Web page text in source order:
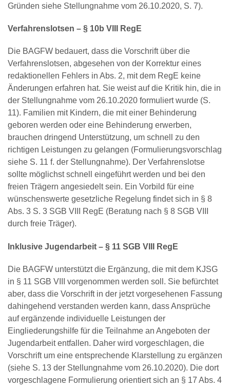
Gründen siehe Stellungnahme vom 26.10.2020, S. 7).
Verfahrenslotsen – § 10b VIII RegE
Die BAGFW bedauert, dass die Vorschrift über die
Verfahrenslotsen, abgesehen von der Korrektur eines
redaktionellen Fehlers in Abs. 2, mit dem RegE keine
Änderungen erfahren hat. Sie weist auf die Kritik hin, die in
der Stellungnahme vom 26.10.2020 formuliert wurde (S.
11). Familien mit Kindern, die mit einer Behinderung
geboren werden oder eine Behinderung erwerben,
brauchen dringend Unterstützung, um schnell zu den
richtigen Leistungen zu gelangen (Formulierungsvorschlag
siehe S. 11 f. der Stellungnahme). Der Verfahrenslotse
sollte möglichst schnell eingeführt werden und bei den
freien Trägern angesiedelt sein. Ein Vorbild für eine
wünschenswerte gesetzliche Regelung findet sich in § 8
Abs. 3 S. 3 SGB VIII RegE (Beratung nach § 8 SGB VIII
durch freie Träger).
Inklusive Jugendarbeit – § 11 SGB VIII RegE
Die BAGFW unterstützt die Ergänzung, die mit dem KJSG
in § 11 SGB VIII vorgenommen werden soll. Sie befürchtet
aber, dass die Vorschrift in der jetzt vorgesehenen Fassung
dahingehend verstanden werden kann, dass Ansprüche
auf ergänzende individuelle Leistungen der
Eingliederungshilfe für die Teilnahme an Angeboten der
Jugendarbeit entfallen. Daher wird vorgeschlagen, die
Vorschrift um eine entsprechende Klarstellung zu ergänzen
(siehe S. 13 der Stellungnahme vom 26.10.2020). Die dort
vorgeschlagene Formulierung orientiert sich an § 17 Abs. 4